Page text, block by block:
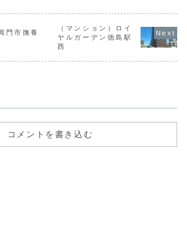
基本情報）都市
計画市街化区域用
途地域準工業建ぺ
都市計画市街化区
域用途地域1種住
1998年現
渡空室・相
本情報）都
門市撫養
（マンション）ロイ
ヤルガーデン徳島駅
西
コメントを書き込む